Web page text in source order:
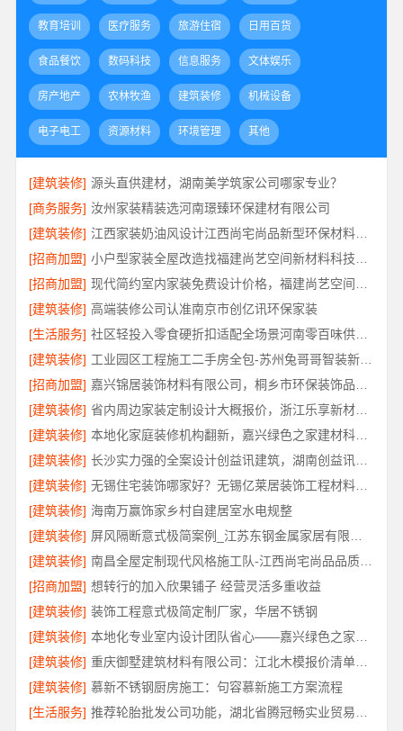
教育培训 医疗服务 旅游住宿 日用百货
食品餐饮 数码科技 信息服务 文体娱乐
房产地产 农林牧渔 建筑装修 机械设备
电子电工 资源材料 环境管理 其他
[建筑装修] 源头直供建材，湖南美学筑家公司哪家专业？
[商务服务] 汝州家装精装选河南璟臻环保建材有限公司
[建筑装修]
江西家装奶油风设计江西尚宅尚品新型环保材料有限公司
[招商加盟]
[招商加盟]
[建筑装修] 高端装修公司认准南京市创亿讯环保家装
[生活服务]
社区轻投入零食硬折扣适配全场景河南零百味供应链有限公司
[建筑装修]
工业园区工程施工二手房全包-苏州兔哥哥智装新材料有限公司
[招商加盟]
[建筑装修]
省内周边家装定制设计大概报价，浙江乐享新材料有限公司一站式方案
[建筑装修]
本地化家庭装修机构翻新，嘉兴绿色之家建材科技有限公司
[建筑装修]
[建筑装修]
无锡住宅装饰哪家好？无锡亿莱居装饰工程材料有限公司一站式全包服务
[建筑装修] 海南万赢饰家乡村自建居室水电规整
[建筑装修]
[建筑装修]
南昌全屋定制现代风格施工队-江西尚宅尚品品质优选
[招商加盟] 想转行的加入欣果铺子 经营灵活多重收益
[建筑装修] 装饰工程意式极简定制厂家，华居不锈钢
[建筑装修]
[建筑装修]
重庆御墅建筑材料有限公司：江北木模报价清单工期短
[建筑装修] 慕新不锈钢厨房施工：句容慕新施工方案流程
[生活服务]